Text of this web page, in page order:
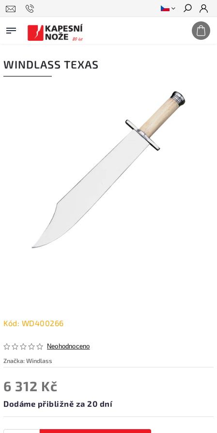
Hledat
WINDLASS TEXAS
Kód: WD400266
Neohodnoceno
Značka:Windlass
6 312 Kč
Dodáme přibližně za 20 dní